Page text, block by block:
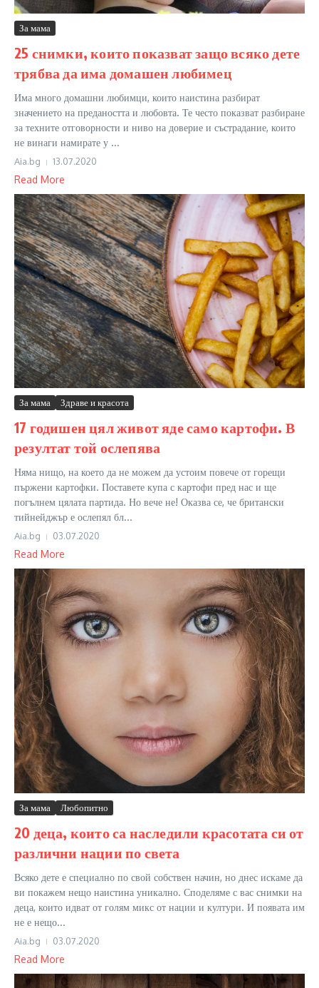
За мама
25 снимки, които показват защо всяко дете
трябва да има домашен любимец
Има много домашни любимци, които наистина разбират
значението на предаността и любовта. Те често показват разбиране
за техните отговорности и ниво на доверие и състрадание, които
не винаги намирате у ...
Aia.bg 13.07.2020
Read More
За мама Здраве и красота
17 годишен цял живот яде само картофи. В
резултат той ослепява
Няма нищо, на което да не можем да устоим повече от горещи
пържени картофки. Поставете купа с картофи пред нас и ще
погълнем цялата партида. Но вече не! Оказва се, че британски
тийнейджър е ослепял бл...
Aia.bg 03.07.2020
Read More
За мама Любопитно
20 деца, които са наследили красотата си от
различни нации по света
Всяко дете е специално по свой собствен начин, но днес искаме да
ви покажем нещо наистина уникално. Споделяме с вас снимки на
деца, които идват от голям микс от нации и култури. И появата им
не е нещо...
Aia.bg 03.07.2020
Read More